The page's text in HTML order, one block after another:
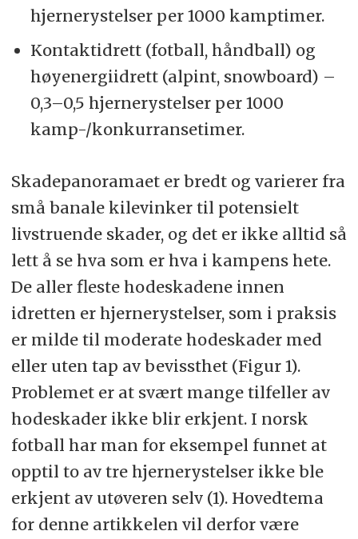
hjernerystelser per 1000 kamptimer.
Kontaktidrett (fotball, håndball) og
høyenergiidrett (alpint, snowboard) –
0,3–0,5 hjernerystelser per 1000
kamp-/konkurransetimer.
Skadepanoramaet er bredt og varierer fra
små banale kilevinker til potensielt
livstruende skader, og det er ikke alltid så
lett å se hva som er hva i kampens hete.
De aller fleste hodeskadene innen
idretten er hjernerystelser, som i praksis
er milde til moderate hodeskader med
eller uten tap av bevissthet (Figur 1).
Problemet er at svært mange tilfeller av
hodeskader ikke blir erkjent. I norsk
fotball har man for eksempel funnet at
opptil to av tre hjernerystelser ikke ble
erkjent av utøveren selv (1). Hovedtema
for denne artikkelen vil derfor være